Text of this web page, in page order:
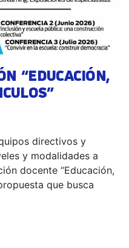
“EDUCACIÓN,
directivos y
y modalidades a
docente “Educación,
que busca